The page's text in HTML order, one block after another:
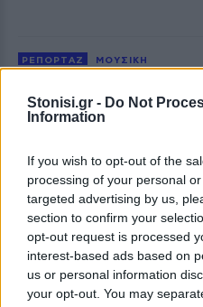
Stonisi.gr - Do Not
Information
If you wish to opt-out of the
processing of your personal
targeted advertising by us,
section to confirm your
opt-out request is processed
interest-based ads based on
us or personal information
your opt-out. You may
ΡΕΠΟΡΤΑΖ ΜΟΥΣΙΚΗ
με τον Πάνο Βλάχο στο
της Μυτιλήνης
έντονο κοινωνικό
ΔΡΑΣΕΙΣ
Aegean Regatta 2026 με
στα ακριτικά νησιά του
Η επετειακή 25η
συνδέει τη Χίο, τους
Αγαθονήσι και τη Σάμο από